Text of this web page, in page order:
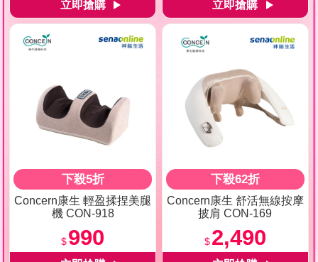
下殺5折
Concern康生 輕盈揉捏美腿
機 CON-918
$990
下殺62折
Concern康生 舒活無線按摩
披肩 CON-169
$2,490